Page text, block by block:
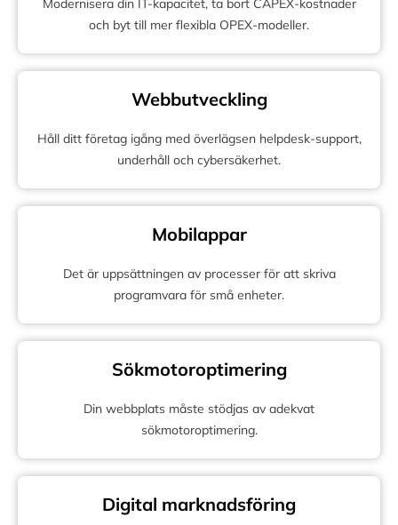
och byt till mer flexibla OPEX-modeller.
Webbutveckling
Håll ditt företag igång med överlägsen helpdesk-support,
underhåll och cybersäkerhet.
Mobilappar
Det är uppsättningen av processer för att skriva
programvara för små enheter.
Sökmotoroptimering
Din webbplats måste stödjas av adekvat
sökmotoroptimering.
Digital marknadsföring